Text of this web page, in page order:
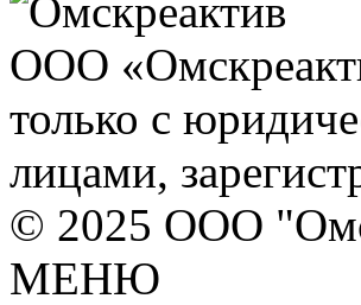
ООО
только с
лицами,
© 2025 ООО
МЕНЮ